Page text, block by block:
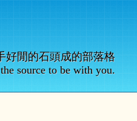
好閒的石頭成的部落格
source to be with you.